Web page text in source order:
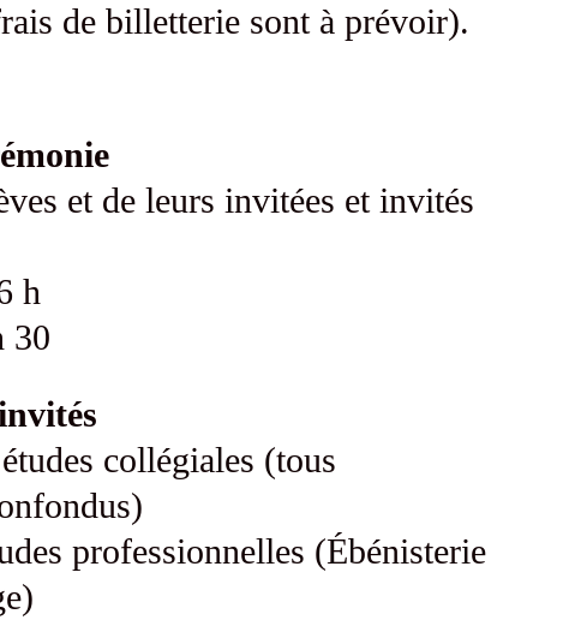
de billetterie sont à prévoir).
et de leurs invitées et invités
h
30
collégiales (tous
professionnelles (Ébénisterie